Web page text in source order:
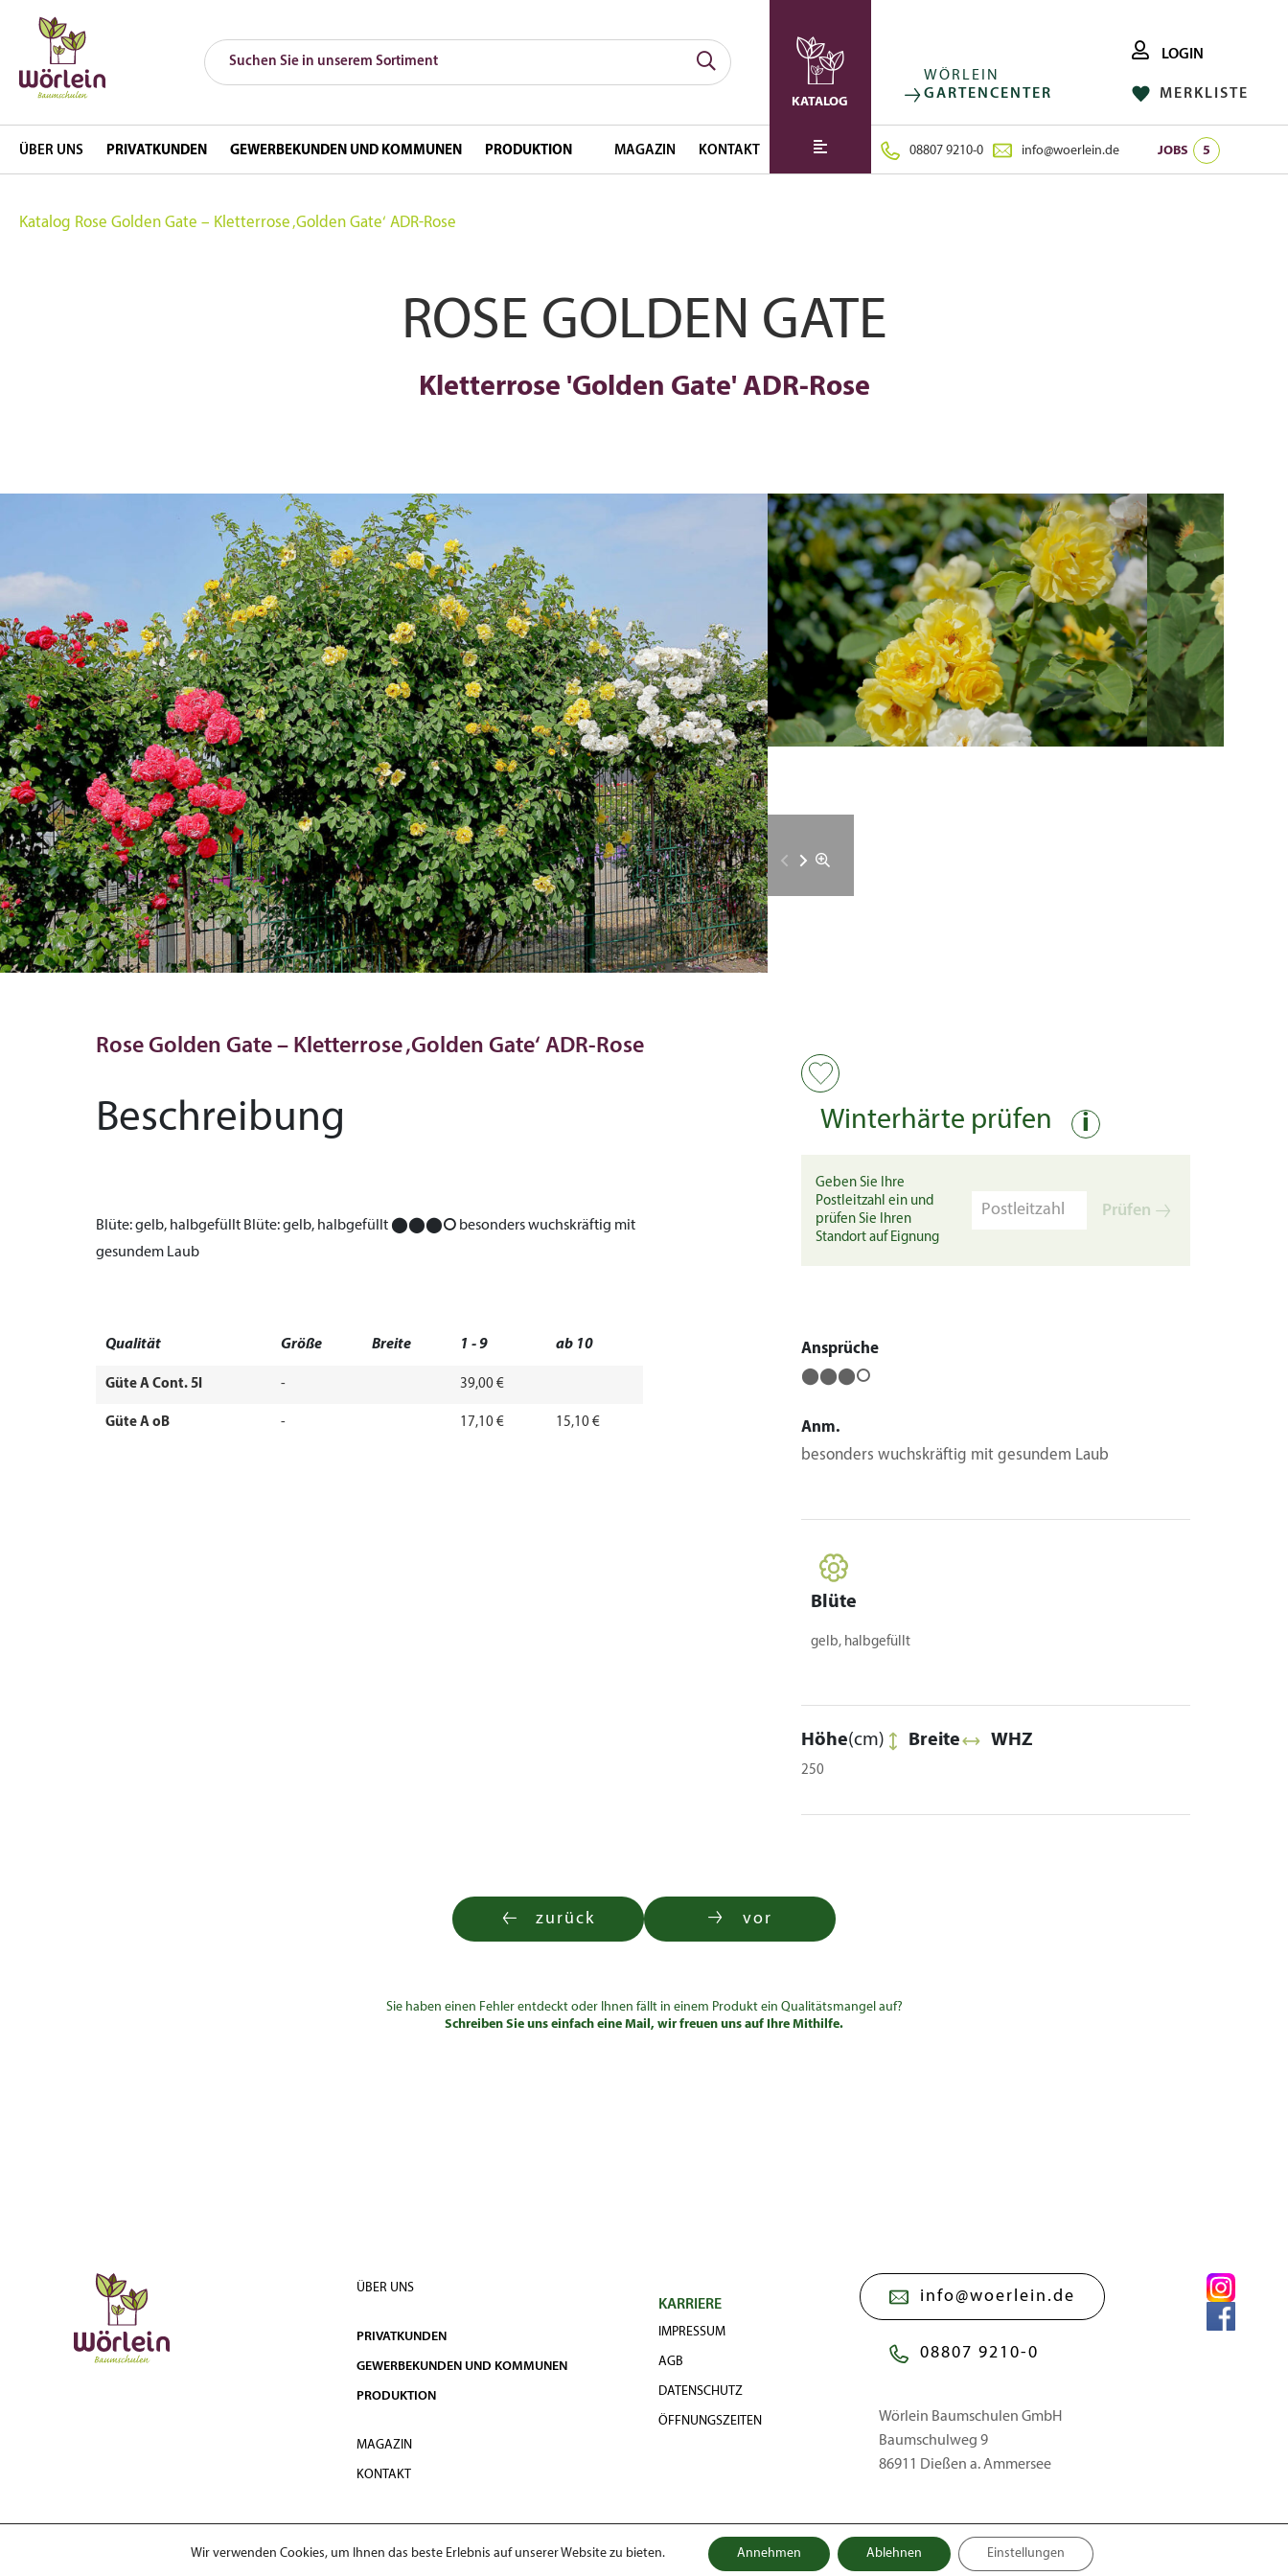
KATALOG
ÜBER UNS PRIVATKUNDEN GEWERBEKUNDEN UND KOMMUNEN PRODUKTION MAGAZIN KONTAKT
WÖRLEIN
GARTENCENTER
LOGIN
MERKLISTE
08807 9210-0 info@woerlein.de JOBS 5
FOLGE UNS AUF: INSTAGRAM FACEBOOK
Katalog Rose Golden Gate – Kletterrose ‚Golden Gate‘ ADR-Rose
ROSE GOLDEN GATE
Kletterrose 'Golden Gate' ADR-Rose
Rose Golden Gate – Kletterrose ‚Golden Gate‘ ADR-Rose
Beschreibung
Blüte:gelb, halbgefüllt Blüte:gelb, halbgefüllt ⬤⬤⬤⭘ besonders wuchskräftig mit
gesundem Laub
Qualität Größe Breite 1 - 9 ab 10
Güte A Cont. 5l - 39,00 €
Güte A oB - 17,10 € 15,10 €
Winterhärte prüfen i
Geben Sie Ihre
Postleitzahl ein und
prüfen Sie Ihren
Standort auf Eignung
Prüfen
Ansprüche
⬤⬤⬤⭘
Anm.
besonders wuchskräftig mit gesundem Laub
Blüte
gelb, halbgefüllt
Höhe(cm)
250
Breite WHZ
zurück vor
Sie haben einen Fehler entdeckt oder Ihnen fällt in einem Produkt ein Qualitätsmangel auf?
Schreiben Sie uns einfach eine Mail, wir freuen uns auf Ihre Mithilfe.
ÜBER UNS
PRIVATKUNDEN
GEWERBEKUNDEN UND KOMMUNEN
PRODUKTION
MAGAZIN
KONTAKT
KARRIERE
IMPRESSUM
AGB
DATENSCHUTZ
ÖFFNUNGSZEITEN
info@woerlein.de
08807 9210-0
Wörlein Baumschulen GmbH
Baumschulweg 9
86911 Dießen a. Ammersee
© 2026 Wörlein Baumschulen GmbHWir verwenden Cookies, um Ihnen das beste Erlebnis auf unserer Website zu bieten. Annehmen Ablehnen Einstellungen